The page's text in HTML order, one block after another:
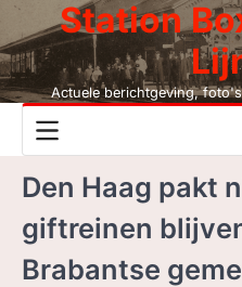
Skip
to
content
Station
Actuele berichtgeving,
DUITS LIJNTJE
STATION BOXTEL
Den Haag pakt
giftreinen
Brabantse